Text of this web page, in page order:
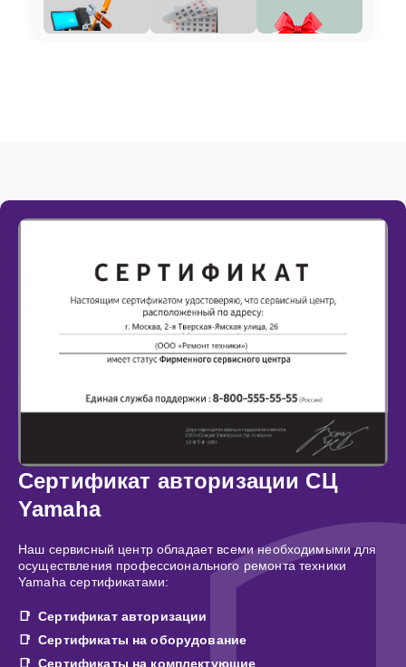
Сертификат авторизации СЦ
Yamaha
Наш сервисный центр обладает всеми необходимыми для
осуществления профессионального ремонта техники
Yamaha сертификатами:
Сертификат авторизации
Сертификаты на оборудование
Сертификаты на комплектующие